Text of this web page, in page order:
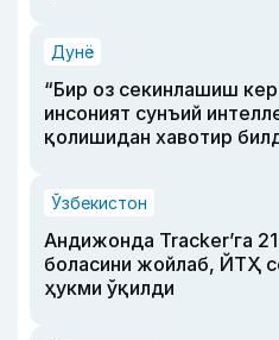
Дунё
“Бир оз секинлашиш
инсоният сунъий
қолишидан хавотир
Ўзбекистон
Андижонда Tracker’га
боласини жойлаб, ЙТҲ
ҳукми ўқилди